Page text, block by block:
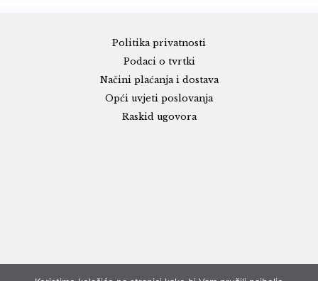
Politika privatnosti
Podaci o tvrtki
Načini plaćanja i dostava
Opći uvjeti poslovanja
Raskid ugovora